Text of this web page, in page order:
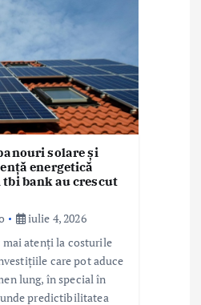
solare și
energetică
bank au crescut
iulie 4, 2026
atenți la costurile
care pot aduce
lung, în special în
predictibilitatea